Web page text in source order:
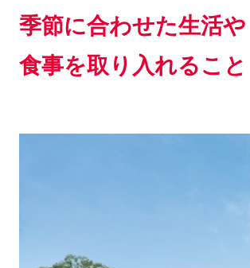
季節に合わせた生活や
食事を取り入れること